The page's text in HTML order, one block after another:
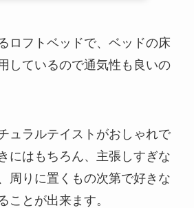
ロフトベッドで、ベッドの床
しているので通気性も良いの
ュラルテイストがおしゃれで
にはもちろん、主張しすぎな
周りに置くもの次第で好きな
ことが出来ます。